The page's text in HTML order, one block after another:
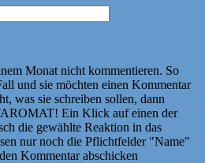
Monat nicht kommentieren. So
und sie möchten einen Kommentar
was sie schreiben sollen, dann
Ein Klick auf einen der
die gewählte Reaktion in das
nur noch die Pflichtfelder "Name"
Kommentar abschicken